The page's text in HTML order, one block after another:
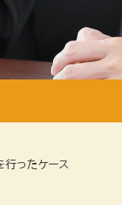
行ったケース